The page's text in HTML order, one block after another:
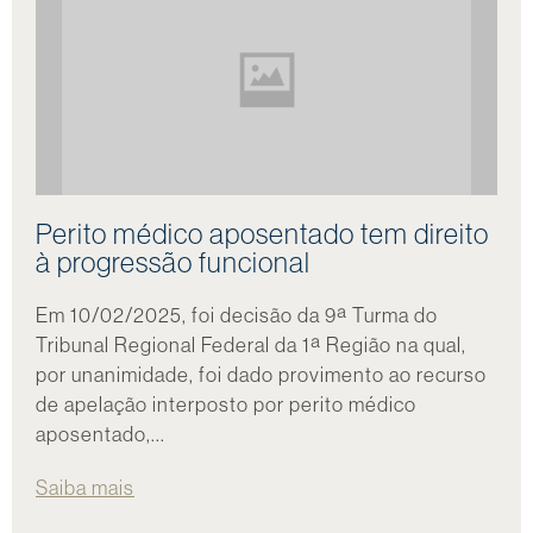
Perito médico aposentado tem direito
à progressão funcional
Em 10/02/2025, foi decisão da 9ª Turma do
Tribunal Regional Federal da 1ª Região na qual,
por unanimidade, foi dado provimento ao recurso
de apelação interposto por perito médico
aposentado,...
Saiba mais